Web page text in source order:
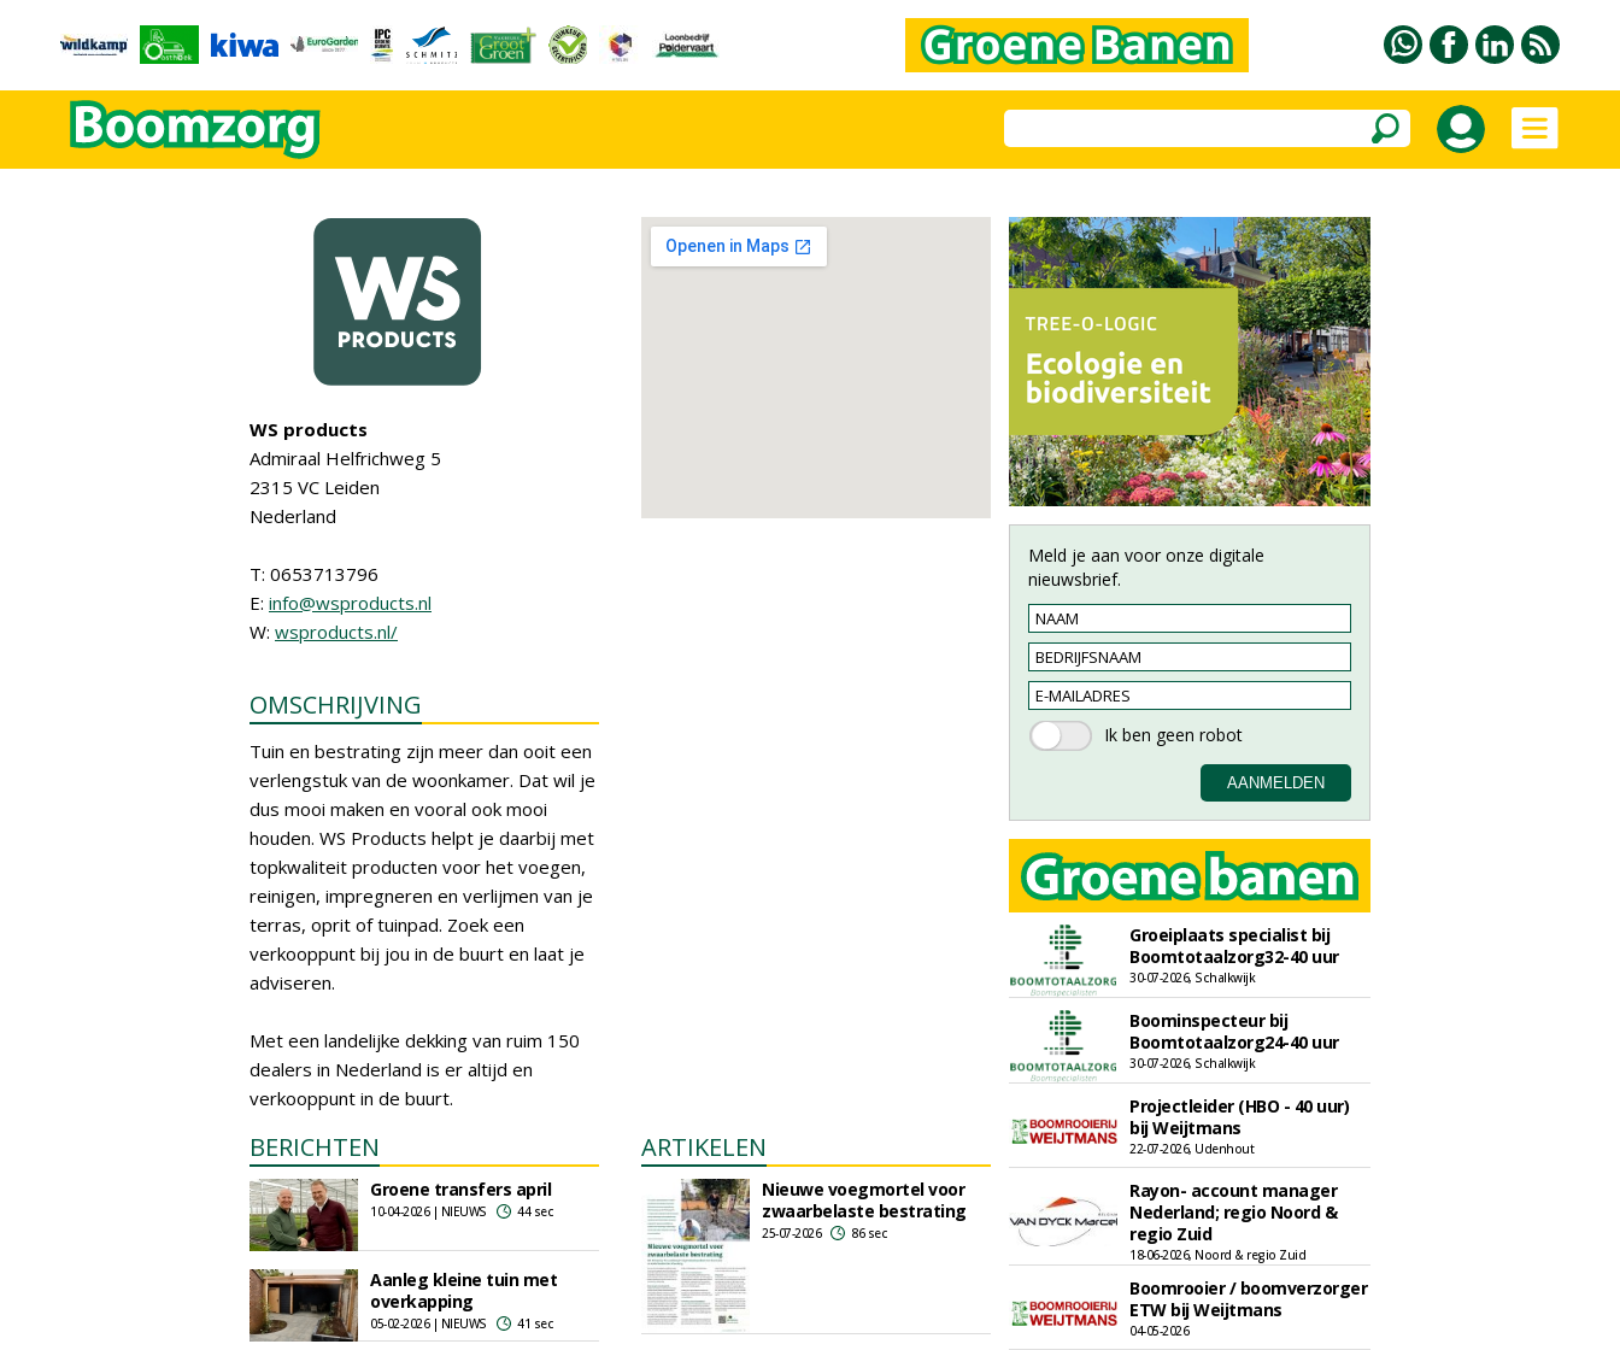
WS products
Admiraal Helfrichweg 5
2315 VC Leiden
Nederland
T: 0653713796
E: info@wsproducts.nl
W: wsproducts.nl/
OMSCHRIJVING
Tuin en bestrating zijn meer dan ooit een
verlengstuk van de woonkamer. Dat wil je
dus mooi maken en vooral ook mooi
houden. WS Products helpt je daarbij met
topkwaliteit producten voor het voegen,
reinigen, impregneren en verlijmen van je
terras, oprit of tuinpad. Zoek een
verkooppunt bij jou in de buurt en laat je
adviseren.
Met een landelijke dekking van ruim 150
dealers in Nederland is er altijd en
verkooppunt in de buurt.
BERICHTEN
Groene transfers april
10-04-2026 | NIEUWS 44 sec
Aanleg kleine tuin met
overkapping
05-02-2026 | NIEUWS 41 sec
ARTIKELEN
Nieuwe voegmortel voor
zwaarbelaste bestrating
25-07-2026 86 sec
Meld je aan voor onze digitale
nieuwsbrief.
Groeiplaats specialist bij
Boomtotaalzorg32-40 uur
30-07-2026, Schalkwijk
Boominspecteur bij
Boomtotaalzorg24-40 uur
30-07-2026, Schalkwijk
Projectleider (HBO - 40 uur)
bij Weijtmans
22-07-2026, Udenhout
Rayon- account manager
Nederland; regio Noord &
regio Zuid
18-06-2026, Noord & regio Zuid
Boomrooier / boomverzorger
ETW bij Weijtmans
04-05-2026